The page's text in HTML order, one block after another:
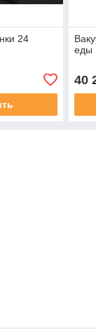
24
еды
40